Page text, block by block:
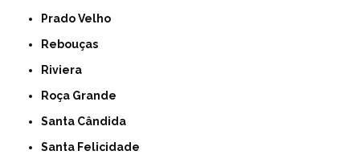
Prado Velho
Rebouças
Riviera
Roça Grande
Santa Cândida
Santa Felicidade